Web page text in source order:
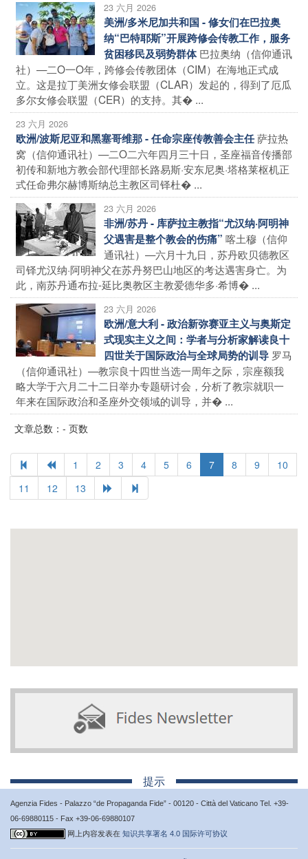
23 六月 2026
美洲/多米尼加共和国 - 修女们在巴拉奥
纳“巴特耶斯”开展跨修会传教工作，服务
贫困移民及弱势群体 巴拉奥纳（信仰通讯
社）—二O一O年，跨修会传教团体（CIM）在海地正式成
立。这是拉丁美洲女修会联盟（CLAR）发起的，得到了厄瓜
多尔女修会联盟（CER）的支持。其� ...
23 六月 2026
欧洲/波斯尼亚和黑塞哥维那 - 任命宗座传教善会主任萨拉热
窝（信仰通讯社）—二O二六年四月三十日，圣座福音传播部
初传和新地方教会部代理部长路易斯·安东尼奥·塔格莱枢机正
式任命弗尔赫博斯纳总主教区司铎杜� ...
23 六月 2026
非洲/苏丹 - 库萨拉主教指“尤汉纳·阿明神
父遇害是整个教会的伤痛” 喀土穆（信仰
通讯社）—六月十九日，苏丹欧贝德教区
司铎尤汉纳·阿明神父在苏丹努巴山地区的考达遇害身亡。为
此，南苏丹通布拉-延比奥教区主教爱德华多·希博� ...
23 六月 2026
欧洲/意大利 - 政治新弥赛亚主义与奥斯定
式现实主义之间：学者与分析家解读良十
四世关于国际政治与全球局势的训导 罗马
（信仰通讯社）—教宗良十四世当选一周年之际，宗座额我
略大学于六月二十二日举办专题研讨会，分析了教宗就职一
年来在国际政治和圣座外交领域的训导，并� ...
文章总数：- 页数
1 2 3 4 5 6 7 8 9
10
11
12 13
提示
Agenzia Fides - Palazzo “de Propaganda Fide” - 00120 - Città del Vaticano Tel. +39-
06-69880115 - Fax +39-06-69880107
网上内容发表在 知识共享署名 4.0 国际许可协议